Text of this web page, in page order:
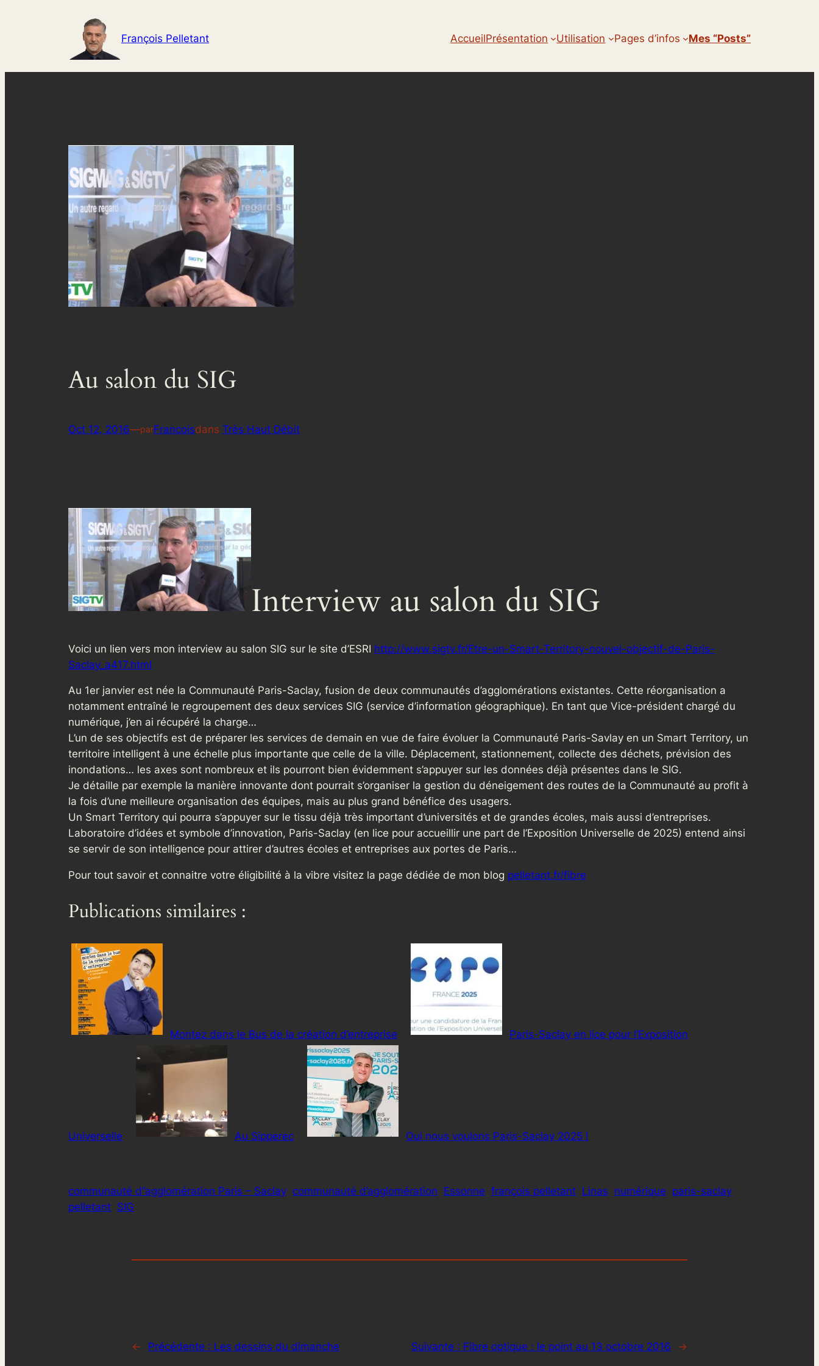
François Pelletant AccueilPrésentation Utilisation Pages d’infos Mes “posts”
Au salon du SIG
Oct 12, 2016—parFrancoisdans Très Haut Débit
Interview au salon du SIG
Voici un lien vers mon interview au salon SIG sur le site d’ESRI http://www.sigtv.fr/Etre-un-Smart-Territory-nouvel-objectif-de-Paris-
Saclay_a417.html
Au 1er janvier est née la Communauté Paris-Saclay, fusion de deux communautés d’agglomérations existantes. Cette réorganisation a
notamment entraîné le regroupement des deux services SIG (service d’information géographique). En tant que Vice-président chargé du
numérique, j’en ai récupéré la charge…
L’un de ses objectifs est de préparer les services de demain en vue de faire évoluer la Communauté Paris-Savlay en un Smart Territory, un
territoire intelligent à une échelle plus importante que celle de la ville. Déplacement, stationnement, collecte des déchets, prévision des
inondations… les axes sont nombreux et ils pourront bien évidemment s’appuyer sur les données déjà présentes dans le SIG.
Je détaille par exemple la manière innovante dont pourrait s’organiser la gestion du déneigement des routes de la Communauté au profit à
la fois d’une meilleure organisation des équipes, mais au plus grand bénéfice des usagers.
Un Smart Territory qui pourra s’appuyer sur le tissu déjà très important d’universités et de grandes écoles, mais aussi d’entreprises.
Laboratoire d’idées et symbole d’innovation, Paris-Saclay (en lice pour accueillir une part de l’Exposition Universelle de 2025) entend ainsi
se servir de son intelligence pour attirer d’autres écoles et entreprises aux portes de Paris…
Pour tout savoir et connaitre votre éligibilité à la vibre visitez la page dédiée de mon blog pelletant.fr/fibre
Publications similaires :
Montez dans le Bus de la création d’entreprise Paris-Saclay en lice pour l’Exposition
Universelle Au Sipperec Oui nous voulons Paris-Saclay 2025 !
communauté d”agglomération Paris – Saclay communauté d’agglomération Essonne françois pelletant Linas numérique paris-saclay
pelletant SIG
← Précédente : Les dessins du dimanche Suivante : Fibre optique : le point au 13 octobre 2016 →